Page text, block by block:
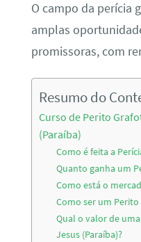
O campo da perícia
amplas
promissoras, com
Resumo do
Curso de Perito
(Paraíba)
Como é feita a
Quanto ganha um
Como está o
Como ser um
Qual o valor de
Jesus (Paraíba)?